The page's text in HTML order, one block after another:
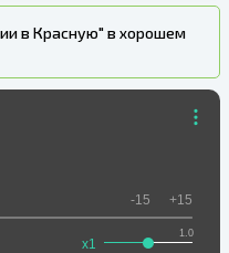
в Красную" в хорошем
1.0
x1
-15 +15